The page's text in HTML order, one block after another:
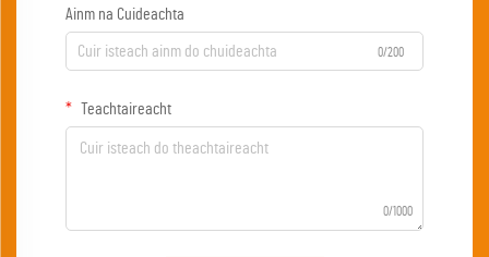
Ainm na Cuideachta
0/200
Teachtaireacht
0/1000